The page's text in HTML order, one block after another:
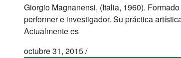
Giorgio Magnanensi, (Italia, 1960).
performer e investigador. Su práctica
Actualmente es
octubre 31, 2015/